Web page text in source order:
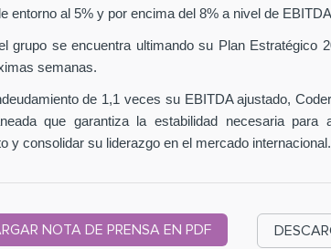
entorno al 5% y por encima del 8% a nivel de
grupo se encuentra ultimando su Plan Estratégico
semanas.
de 1,1 veces su EBITDA ajustado,
que garantiza la estabilidad necesaria
y consolidar su liderazgo en el mercado internacional.
NOTA DE PRENSA EN PDF